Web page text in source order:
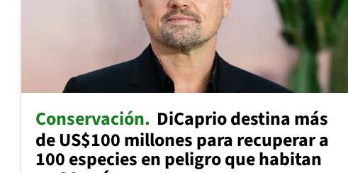
Conservación DiCaprio destina más
de US$100 millones para recuperar a
100 especies en peligro que habitan